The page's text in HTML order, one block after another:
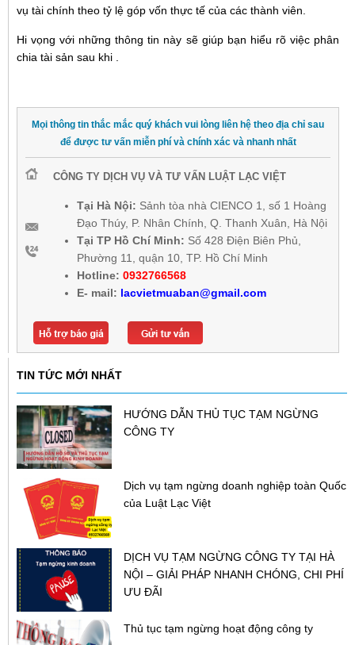
vụ tài chính theo tỷ lệ góp vốn thực tế của các thành viên.
Hi vọng với những thông tin này sẽ giúp bạn hiểu rõ việc phân
chia tài sản sau khi .
Mọi thông tin thắc mắc quý khách vui lòng liên hệ theo địa chỉ sau
để được tư vấn miễn phí và chính xác và nhanh nhất
CÔNG TY DỊCH VỤ VÀ TƯ VẤN LUẬT LẠC VIỆT
Tại Hà Nội: Sảnh tòa nhà CIENCO 1, số 1 Hoàng
Đạo Thúy, P. Nhân Chính, Q. Thanh Xuân, Hà Nội
Tại TP Hồ Chí Minh: Số 428 Điện Biên Phủ,
Phường 11, quận 10, TP. Hồ Chí Minh
Hotline: 0932766568
E- mail: lacvietmuaban@gmail.com
TIN TỨC MỚI NHẤT
HƯỚNG DẪN THỦ TỤC TẠM NGỪNG
CÔNG TY
Dịch vụ tạm ngừng doanh nghiệp toàn Quốc
của Luật Lạc Việt
DỊCH VỤ TẠM NGỪNG CÔNG TY TẠI HÀ
NỘI – GIẢI PHÁP NHANH CHÓNG, CHI PHÍ
ƯU ĐÃI
Thủ tục tạm ngừng hoạt động công ty